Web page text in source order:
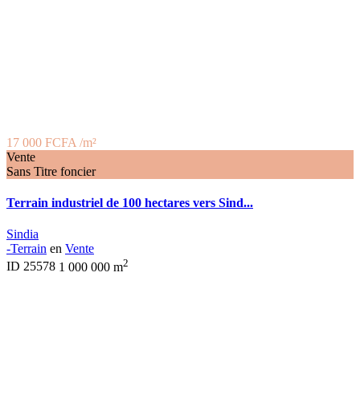
17 000 FCFA /m²
Vente
Sans Titre foncier
Terrain industriel de 100 hectares vers Sind...
Sindia
-Terrain en Vente
ID 25578 1 000 000 m2